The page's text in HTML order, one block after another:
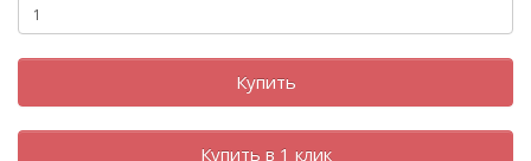
Купить
Купить в 1 клик